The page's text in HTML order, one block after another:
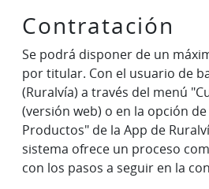
Contratación
Se podrá disponer de un
por titular. Con el usuario de
(Ruralvía) a través del menú
(versión web) o en la opción
Productos" de la App de
sistema ofrece un proceso
con los pasos a seguir en la